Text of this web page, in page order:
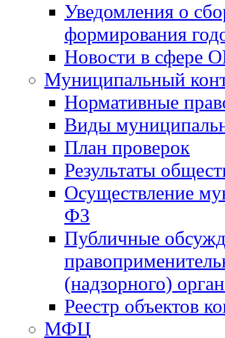
Уведомления о
формирования
Новости в сфере
Муниципальный
Нормативные
Виды
План проверок
Результаты
Осуществление
ФЗ
Публичные
(надзорного)
Реестр объектов
МФЦ